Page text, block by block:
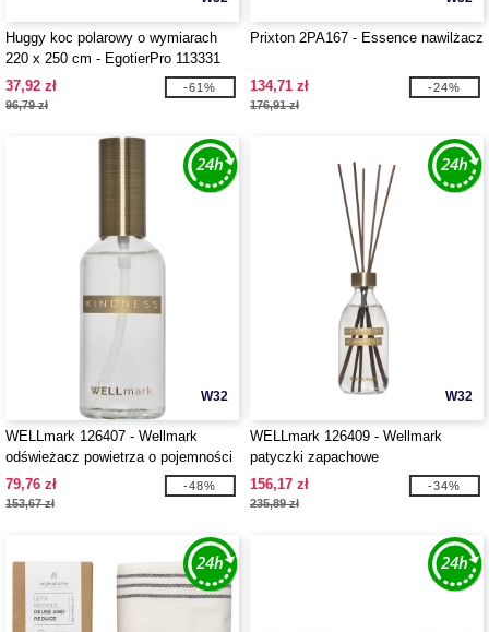
Huggy koc polarowy o wymiarach
220 x 250 cm - EgotierPro 113331
37,92 zł
96,79 zł
-61%
Prixton 2PA167 - Essence nawilżacz
134,71 zł
176,91 zł
-24%
W32
WELLmark 126407 - Wellmark
odświeżacz powietrza o pojemności
100 ml
79,76 zł
153,67 zł
-48%
W32
WELLmark 126409 - Wellmark
patyczki zapachowe
156,17 zł
235,89 zł
-34%